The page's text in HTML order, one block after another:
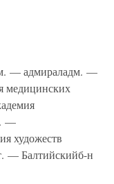
— адмираладм. —
—
художеств
— Балтийскийб-н